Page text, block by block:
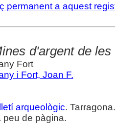
permanent a aquest
d'argent de
Fort
i Fort, Joan F.
arqueològic.
peu de pàgina.